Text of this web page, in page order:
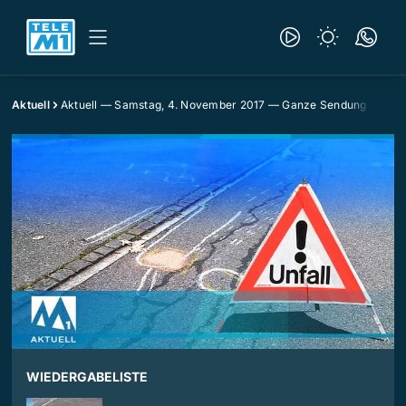
Aktuell Aktuell — Samstag, 4. November 2017 — Ganze Sendung
WIEDERGABELISTE